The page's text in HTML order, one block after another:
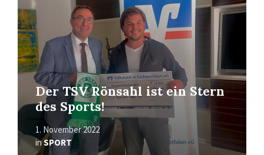
Der TSV Rönsahl ist ein Stern
des Sports!
1. November 2022
inSPORT